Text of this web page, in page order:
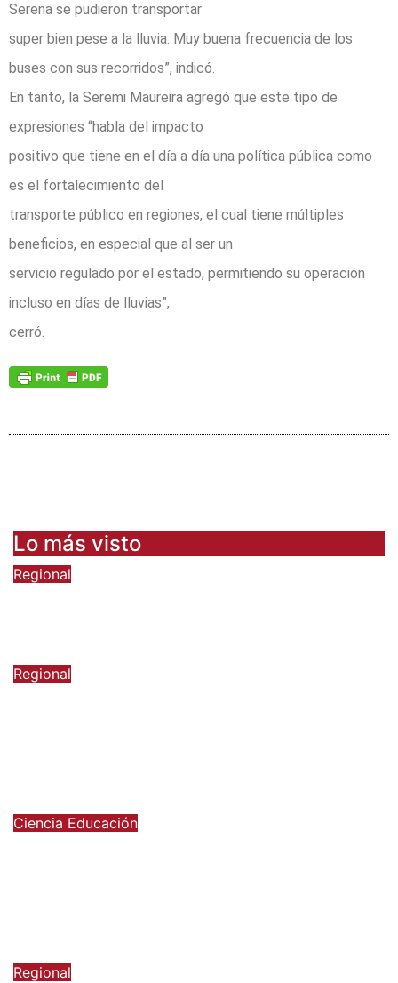
Serena se pudieron transportar
super bien pese a la lluvia. Muy buena frecuencia de los
buses con sus recorridos”, indicó.
En tanto, la Seremi Maureira agregó que este tipo de
expresiones “habla del impacto
positivo que tiene en el día a día una política pública como
es el fortalecimiento del
transporte público en regiones, el cual tiene múltiples
beneficios, en especial que al ser un
servicio regulado por el estado, permitiendo su operación
incluso en días de lluvias”,
cerró.
Lo más visto
Regional
Regional
Ciencia Educación
Regional